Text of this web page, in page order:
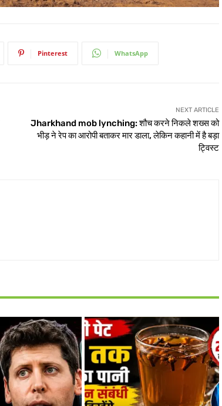
Pinterest WhatsApp
NEXT ARTICLE
Jharkhand mob lynching: शौच करने निकले शख्स को
भीड़ ने रेप का आरोपी बताकर मार डाला, लेकिन कहानी में है बड़ा
ट्विस्ट